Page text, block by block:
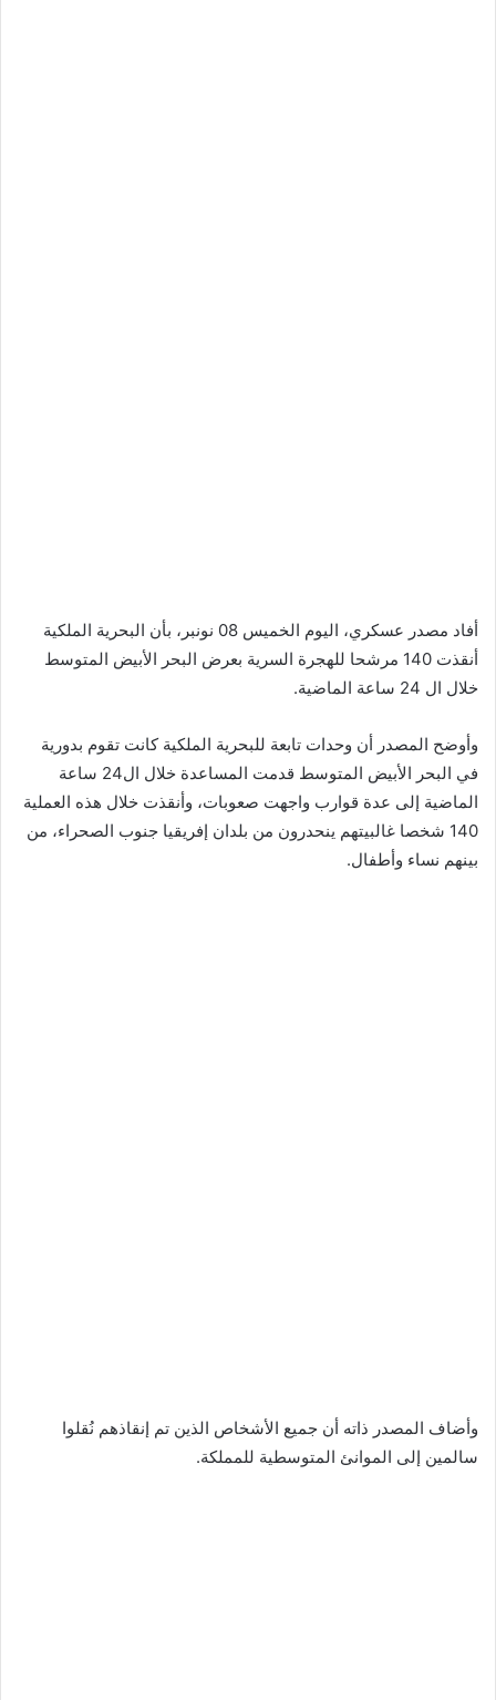
أفاد مصدر عسكري، اليوم الخميس 08 نونبر، بأن البحرية الملكية
أنقذت 140 مرشحا للهجرة السرية بعرض البحر الأبيض المتوسط
خلال ال 24 ساعة الماضية.
وأوضح المصدر أن وحدات تابعة للبحرية الملكية كانت تقوم بدورية
في البحر الأبيض المتوسط قدمت المساعدة خلال ال24 ساعة
الماضية إلى عدة قوارب واجهت صعوبات، وأنقذت خلال هذه العملية
140 شخصا غالبيتهم ينحدرون من بلدان إفريقيا جنوب الصحراء، من
بينهم نساء وأطفال.
وأضاف المصدر ذاته أن جميع الأشخاص الذين تم إنقاذهم نُقلوا
سالمين إلى الموانئ المتوسطية للمملكة.